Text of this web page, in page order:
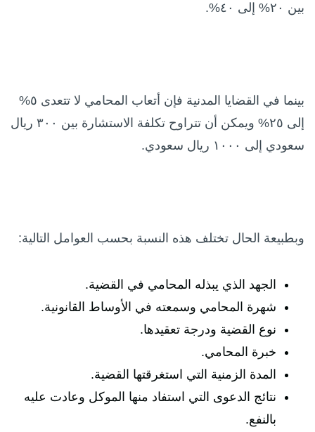
بين ٢٠% إلى ٤٠%.
بينما في القضايا المدنية فإن أتعاب المحامي لا تتعدى ٥%
إلى ٢٥% ويمكن أن تتراوح تكلفة الاستشارة بين ٣٠٠ ريال
سعودي إلى ١٠٠٠ ريال سعودي.
وبطبيعة الحال تختلف هذه النسبة بحسب العوامل التالية:
الجهد الذي يبذله المحامي في القضية.
شهرة المحامي وسمعته في الأوساط القانونية.
نوع القضية ودرجة تعقيدها.
خبرة المحامي.
المدة الزمنية التي استغرقتها القضية.
نتائج الدعوى التي استفاد منها الموكل وعادت عليه
بالنفع.